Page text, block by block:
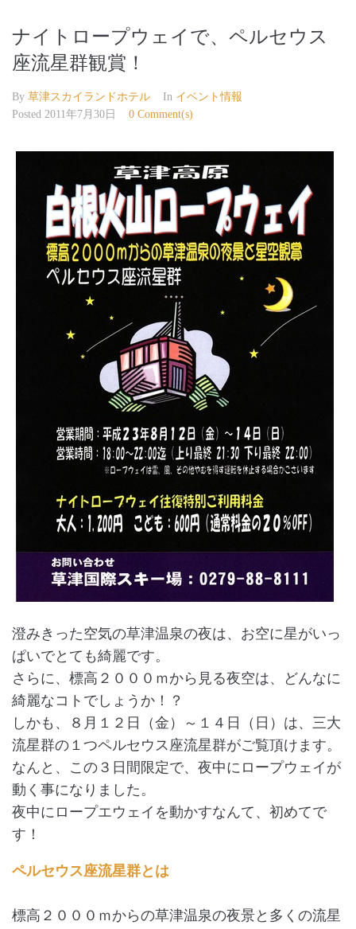
ナイトロープウェイで、ペルセウス
座流星群観賞！
By 草津スカイランドホテル In イベント情報
Posted 2011年7月30日 0 Comment(s)
澄みきった空気の草津温泉の夜は、お空に星がいっ
ぱいでとても綺麗です。
さらに、標高２０００ｍから見る夜空は、どんなに
綺麗なコトでしょうか！？
しかも、８月１２日（金）～１４日（日）は、三大
流星群の１つペルセウス座流星群がご覧頂けます。
なんと、この３日間限定で、夜中にロープウェイが
動く事になりました。
夜中にロープエウェイを動かすなんて、初めてで
す！
ペルセウス座流星群とは
標高２０００ｍからの草津温泉の夜景と多くの流星